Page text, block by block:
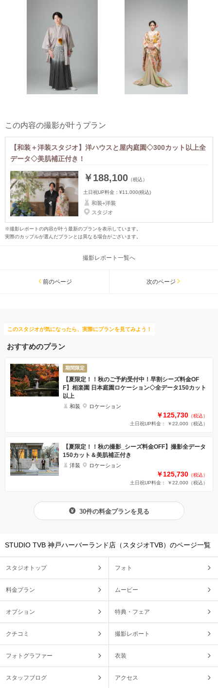
この内容の撮影が叶うプラン
【和装＋洋装スタジオ】洋ハウスと屋内庭園◇300カット以上全
データ◇美肌補正付き！
￥188,100 （税込）
土日祝UP料金： ¥11,000(税込)
和装+洋装
スタジオ
※撮影レポートの内容が叶う最新のプランを表示しています。
実際のカップルが選んだプランとは異なる場合がございます。
撮影レポート一覧へ
前のページ 次のページ
このスタジオが気になったら、実際にプランを見てみよう！
おすすめのプラン
期間限定
【夏限定！！秋のご予約受付中！早割シーズ料金OF
F】相楽園 日本庭園ロケーション◇全データ150カット
以上
和装 ロケーション
￥125,730 （税込）
土日祝UP料金： ￥22,000 （税込）
【夏限定！！秋の撮影_シーズ料金OFF】撮影全データ
150カット＆美肌補正付き
洋装 ロケーション
￥125,730 （税込）
土日祝UP料金： ￥22,000 （税込）
30件の料金プランを見る
STUDIO TVB 神戸ハーバーランド店（スタジオTVB）のページ一覧
スタジオトップ フォト
料金プラン ムービー
オプション 特典・フェア
クチコミ 撮影レポート
フォトグラファー 衣装
スタッフブログ アクセス